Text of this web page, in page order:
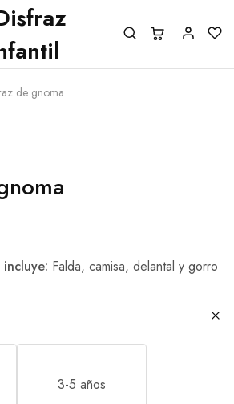
de gnoma
Falda, camisa, delantal y gorro
3-5 años